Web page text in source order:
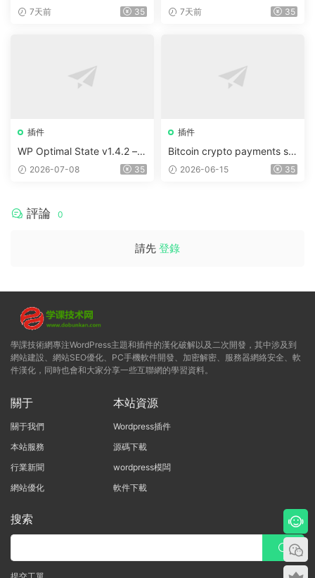
Payments (Premium) v1.0.2
7天前 35
mmerce (Premium) v1.0.2
7天前 35
插件
WP Optimal State v1.4.2 –
WordPress 優化、清理和安
2026-07-08 35
插件
Bitcoin crypto payments su
pport for CryptoPay v1.4.3
2026-06-15 35
評論 0
請先 登錄
學課技術網專注WordPress主題和插件的漢化破解以及二次開發，其中涉及到
網站建設、網站SEO優化、PC手機軟件開發、加密解密、服務器網絡安全、軟
件漢化，同時也會和大家分享一些互聯網的學習資料。
關于
關于我們
本站服務
行業新聞
網站優化
本站資源
Wordpress插件
源碼下載
wordpress模闆
軟件下載
搜索